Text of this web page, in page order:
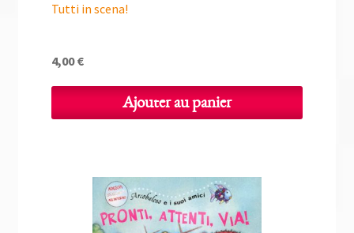
Tutti in scena!
4,00€
Ajouter au panier